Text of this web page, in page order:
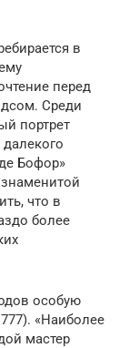
в
перед
Среди
портрет
Бофор»
что в
более
особую
«Наиболее
мастер